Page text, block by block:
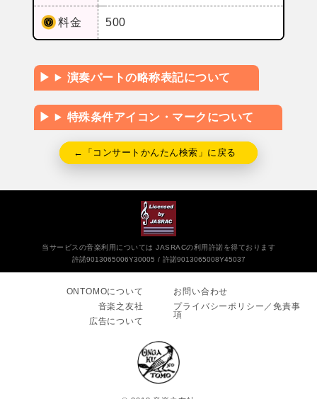
料金 500
演奏パートの略称表記について
特殊条件アイコン・マークについて
←「コンサートかんたん検索」に戻る
当サービスの音楽利用については JASRACの利用許諾を得ております
許諾9013065006Y30005
許諾9013065008Y45037
ONTOMOについて
音楽之友社
広告について
お問い合わせ
プライバシーポリシー／免責事
項